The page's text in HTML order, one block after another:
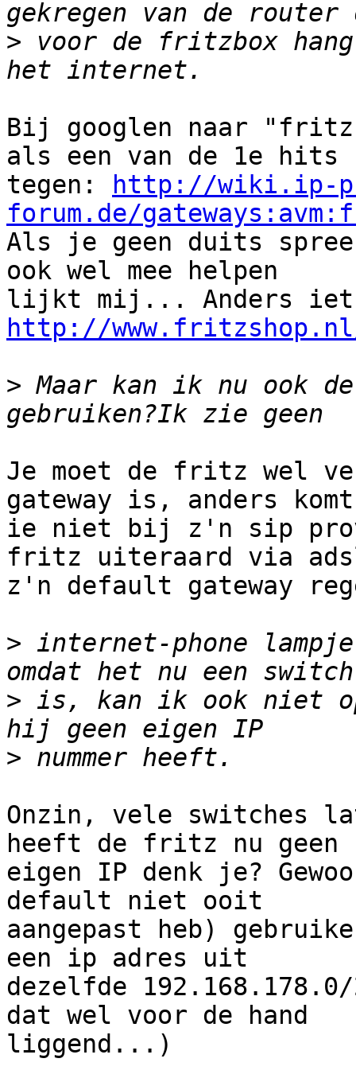
> voor de fritzbox
Bij googlen naar
als een van de 1e hits
tegen:
http://wiki.ip-
forum.de/
Als je geen duits
ook wel mee helpen
http://
> Maar kan ik nu ook
Je moet de fritz wel
gateway is, anders komt
ie niet bij z'n sip
fritz uiteraard via
z'n default gateway
> internet-phone
> is, kan ik ook niet op
>
Onzin, vele switches
heeft de fritz nu geen
eigen IP denk je?
default niet ooit
aangepast heb)
een ip adres uit
dezelfde
dat wel voor de hand
liggend...)